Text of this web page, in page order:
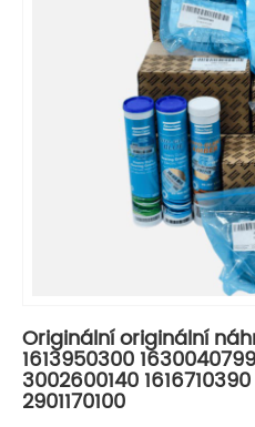
Originální originální
1613950300
3002600140
2901170100